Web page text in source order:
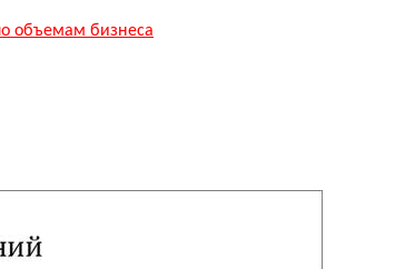
объемам бизнеса